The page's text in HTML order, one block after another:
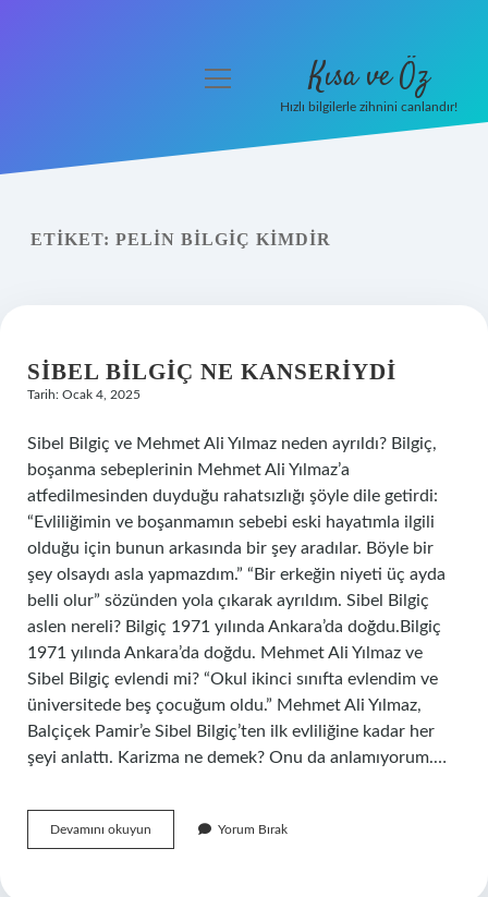
Yasal Uyarı
menüyü
Kısa ve Öz
Hızlı bilgilerle zihnini canlandır!
ETIKET: PELIN BILGIÇ KIMDIR
SIBEL BILGIÇ NE KANSERIYDI
Tarih: Ocak 4, 2025
Sibel Bilgiç ve Mehmet Ali Yılmaz neden ayrıldı? Bilgiç,
boşanma sebeplerinin Mehmet Ali Yılmaz’a
atfedilmesinden duyduğu rahatsızlığı şöyle dile getirdi:
“Evliliğimin ve boşanmamın sebebi eski hayatımla ilgili
olduğu için bunun arkasında bir şey aradılar. Böyle bir
şey olsaydı asla yapmazdım.” “Bir erkeğin niyeti üç ayda
belli olur” sözünden yola çıkarak ayrıldım. Sibel Bilgiç
aslen nereli? Bilgiç 1971 yılında Ankara’da doğdu.Bilgiç
1971 yılında Ankara’da doğdu. Mehmet Ali Yılmaz ve
Sibel Bilgiç evlendi mi? “Okul ikinci sınıfta evlendim ve
üniversitede beş çocuğum oldu.” Mehmet Ali Yılmaz,
Balçiçek Pamir’e Sibel Bilgiç’ten ilk evliliğine kadar her
şeyi anlattı. Karizma ne demek? Onu da anlamıyorum.…
Devamını okuyun
Bilgiç
Yorum Bırak